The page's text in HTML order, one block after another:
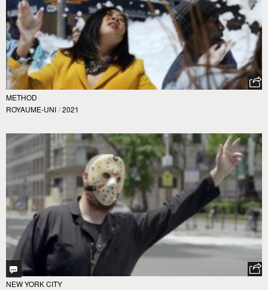
METHOD
ROYAUME-UNI / 2021
NEW YORK CITY